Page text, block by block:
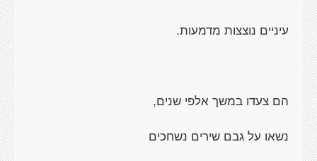
עיניים נוצצות מדמעות.
הם צעדו במשך אלפי שנים,
נשאו על גבם שירים נשחכים